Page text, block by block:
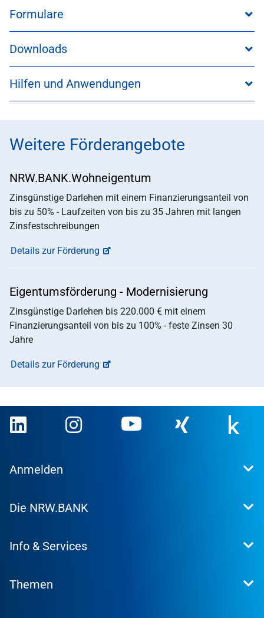
Formulare
Downloads
Hilfen und Anwendungen
Weitere Förderangebote
NRW.BANK.Wohneigentum
Zinsgünstige Darlehen mit einem Finanzierungsanteil von
bis zu 50% - Laufzeiten von bis zu 35 Jahren mit langen
Zinsfestschreibungen
Details zur Förderung
Eigentumsförderung - Modernisierung
Zinsgünstige Darlehen bis 220.000 € mit einem
Finanzierungsanteil von bis zu 100% - feste Zinsen 30
Jahre
Details zur Förderung
Anmelden
Kundenportal
Die NRW.BANK
Presse
Research
Info & Services
Produktsuche
Themen